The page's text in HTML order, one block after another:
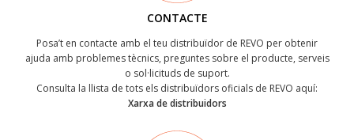
CONTACTE
Posa’t en contacte amb el teu distribuïdor de REVO per obtenir
ajuda amb problemes tècnics, preguntes sobre el producte, serveis
o sol·licituds de suport.
Consulta la llista de tots els distribuïdors oficials de REVO aquí:
Xarxa de distribuidors